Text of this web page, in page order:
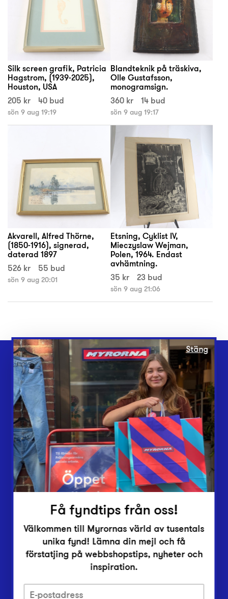
Silk screen grafik, Patricia
Hagstrom, (1939-2025),
Houston, USA
205 kr
40 bud
sön 9 aug 19:19
Blandteknik på träskiva,
Olle Gustafsson,
monogramsign.
360 kr
14 bud
sön 9 aug 19:17
Akvarell, Alfred Thörne,
(1850-1916), signerad,
daterad 1897
526 kr
55 bud
sön 9 aug 20:01
Etsning, Cyklist IV,
Mieczyslaw Wejman,
Polen, 1964. Endast
avhämtning.
35 kr
23 bud
sön 9 aug 21:06
Webbshop
Butiker
Lämna in
Vårt överskott
Inlämningsplatser
Om Myrorna
Lediga jobb
Pressrum
Integritetsskyddspolicy
Stäng
Få fyndtips från oss!
Välkommen till Myrornas värld av tusentals
unika fynd! Lämna din mejl och få
förstatjing på webbshopstips, nyheter och
inspiration.